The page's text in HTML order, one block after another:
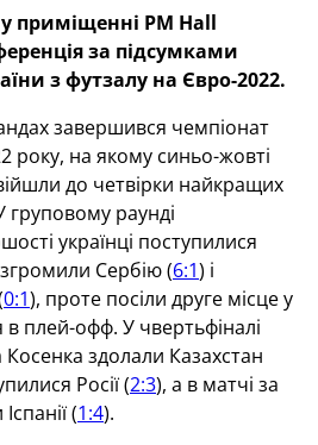
приміщенні PM Hall
за підсумками
з футзалу на Євро-2022.
завершився чемпіонат
року, на якому синьо-жовті
до четвірки найкращих
раунді
українці поступилися
Сербію (6:1) і
0:1), проте посіли друге місце у
в плей-офф. У чвертьфіналі
Косенка здолали Казахстан
Росії (2:3), а в матчі за
(1:4).